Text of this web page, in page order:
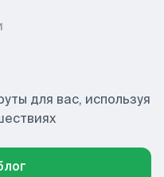
для вас, используя